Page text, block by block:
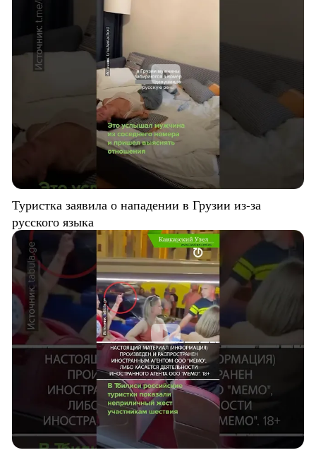
Туристка заявила о нападении в Грузии из-за
русского языка